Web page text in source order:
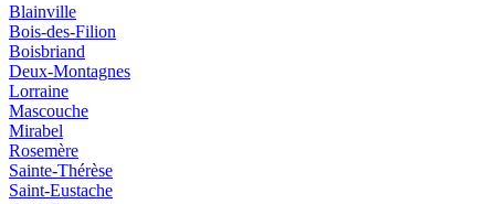
Blainville
Bois-des-Filion
Boisbriand
Deux-Montagnes
Lorraine
Mascouche
Mirabel
Rosemère
Sainte-Thérèse
Saint-Eustache